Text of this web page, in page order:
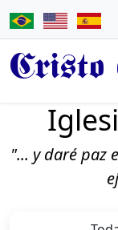
Cristo
"... y daré paz